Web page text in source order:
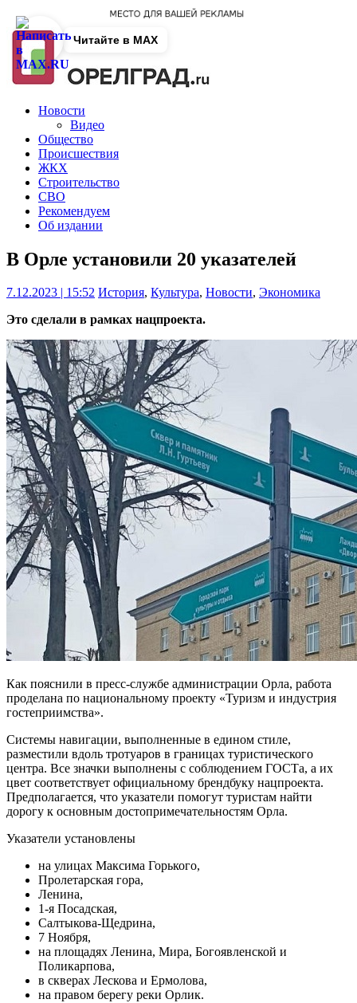
Новости
Видео
Общество
Происшествия
ЖКХ
Строительство
СВО
Рекомендуем
Об издании
В Орле установили 20 указателей
7.12.2023 | 15:52 История, Культура, Новости, Экономика
Это сделали в рамках нацпроекта.
Как пояснили в пресс-службе администрации Орла, работа
проделана по национальному проекту «Туризм и индустрия
гостеприимства».
Системы навигации, выполненные в едином стиле,
разместили вдоль тротуаров в границах туристического
центра. Все значки выполнены с соблюдением ГОСТа, а их
цвет соответствует официальному брендбуку нацпроекта.
Предполагается, что указатели помогут туристам найти
дорогу к основным достопримечательностям Орла.
Указатели установлены
на улицах Максима Горького,
Пролетарская гора,
Ленина,
1-я Посадская,
Салтыкова-Щедрина,
7 Ноября,
на площадях Ленина, Мира, Богоявленской и
Поликарпова,
в скверах Лескова и Ермолова,
на правом берегу реки Орлик.
Читайте в MAX